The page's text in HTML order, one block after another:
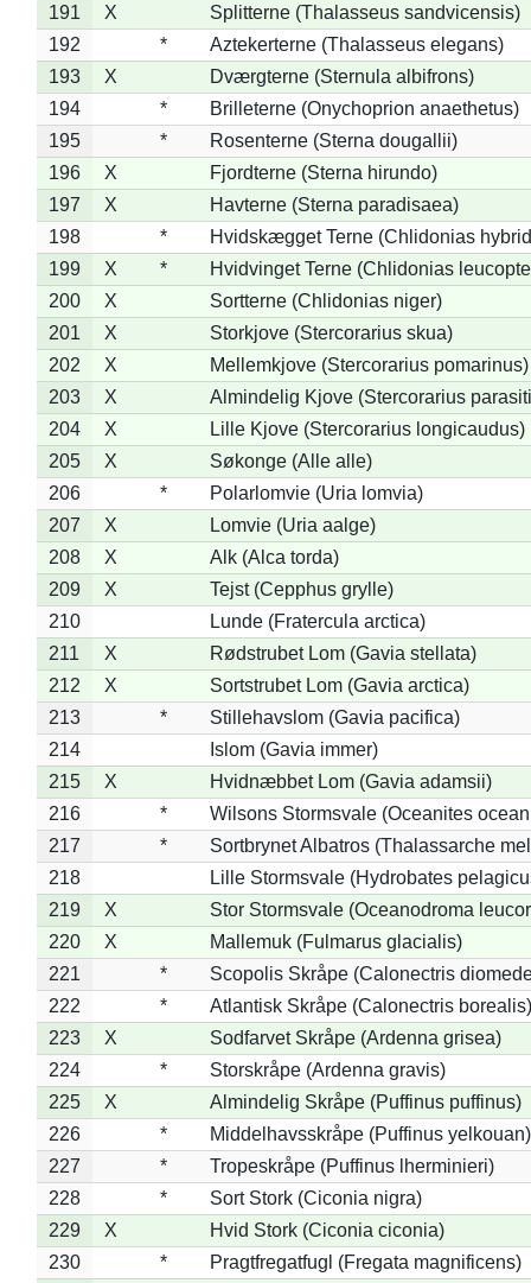
191
X
Splitterne (Thalasseus sandvicensis)
192
*
Aztekerterne (Thalasseus elegans)
193
X
Dværgterne (Sternula albifrons)
194
*
Brilleterne (Onychoprion anaethetus)
195
*
Rosenterne (Sterna dougallii)
196
X
Fjordterne (Sterna hirundo)
197
X
Havterne (Sterna paradisaea)
198
*
Hvidskægget Terne (Chlidonias
199
X *
Hvidvinget Terne (Chlidonias
200
X
Sortterne (Chlidonias niger)
201
X
Storkjove (Stercorarius skua)
202
X
Mellemkjove (Stercorarius pomarinus)
203
X
Almindelig Kjove (Stercorarius
204
X
Lille Kjove (Stercorarius longicaudus)
205
X
Søkonge (Alle alle)
206
*
Polarlomvie (Uria lomvia)
207
X
Lomvie (Uria aalge)
208
X
Alk (Alca torda)
209
X
Tejst (Cepphus grylle)
210
Lunde (Fratercula arctica)
211
X
Rødstrubet Lom (Gavia stellata)
212
X
Sortstrubet Lom (Gavia arctica)
213
*
Stillehavslom (Gavia pacifica)
214
Islom (Gavia immer)
215
X
Hvidnæbbet Lom (Gavia adamsii)
216
*
Wilsons Stormsvale (Oceanites
217
*
Sortbrynet Albatros (Thalassarche
218
Lille Stormsvale (Hydrobates
219
X
Stor Stormsvale (Oceanodroma
220
X
Mallemuk (Fulmarus glacialis)
221
*
Scopolis Skråpe (Calonectris
222
*
Atlantisk Skråpe (Calonectris borealis)
223
X
Sodfarvet Skråpe (Ardenna grisea)
224
*
Storskråpe (Ardenna gravis)
225
X
Almindelig Skråpe (Puffinus puffinus)
226
*
Middelhavsskråpe (Puffinus yelkouan)
227
*
Tropeskråpe (Puffinus lherminieri)
228
*
Sort Stork (Ciconia nigra)
229
X
Hvid Stork (Ciconia ciconia)
230
* Pragtfregatfugl (Fregata magnificens)